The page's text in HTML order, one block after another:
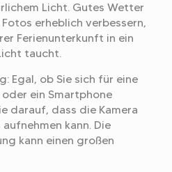
Licht. Gutes Wetter
erheblich verbessern,
Ferienunterkunft in ein
taucht.
Egal, ob Sie sich für eine
ein Smartphone
darauf, dass die Kamera
kann. Die
kann einen großen